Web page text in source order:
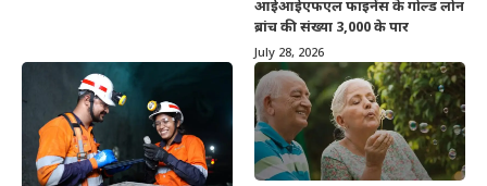
आईआईएफएल फाइनेंस के गोल्ड लोन
ब्रांच की संख्या 3,000 के पार
July 28, 2026